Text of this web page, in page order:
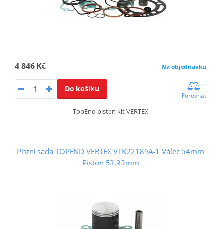
4 846 Kč Na objednávku
Do košíku
Porovnat
TopEnd piston kit VERTEX
Pístní sada TOPEND VERTEX VTK22189A-1 Válec 54mm
Piston 53,93mm